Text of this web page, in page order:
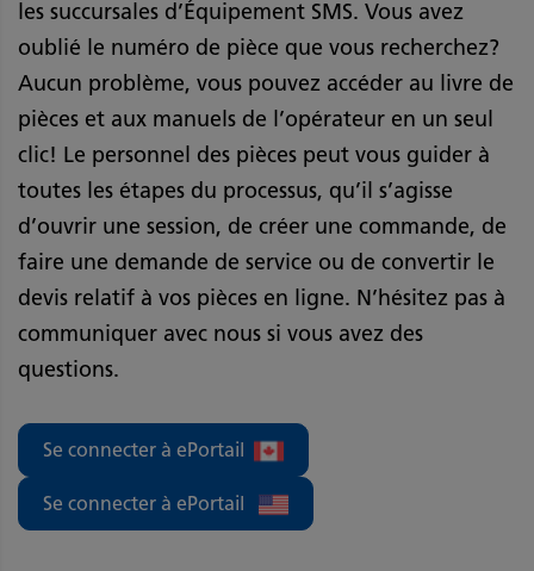
les succursales d’Équipement SMS. Vous avez
oublié le numéro de pièce que vous recherchez?
Aucun problème, vous pouvez accéder au livre de
pièces et aux manuels de l’opérateur en un seul
clic! Le personnel des pièces peut vous guider à
toutes les étapes du processus, qu’il s’agisse
d’ouvrir une session, de créer une commande, de
faire une demande de service ou de convertir le
devis relatif à vos pièces en ligne. N’hésitez pas à
communiquer avec nous si vous avez des
questions.
Se connecter à ePortail
Se connecter à ePortail